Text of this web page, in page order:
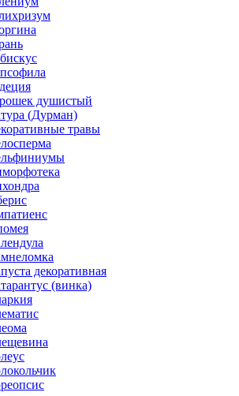
душистый
(Дурман)
травы
декоративная
(винка)